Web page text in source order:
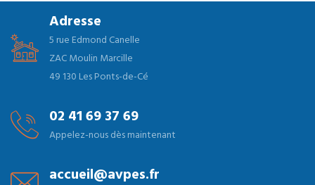
Adresse
5 rue Edmond Canelle
ZAC Moulin Marcille
49 130 Les Ponts-de-Cé
02 41 69 37 69
Appelez-nous dès maintenant
accueil@avpes.fr